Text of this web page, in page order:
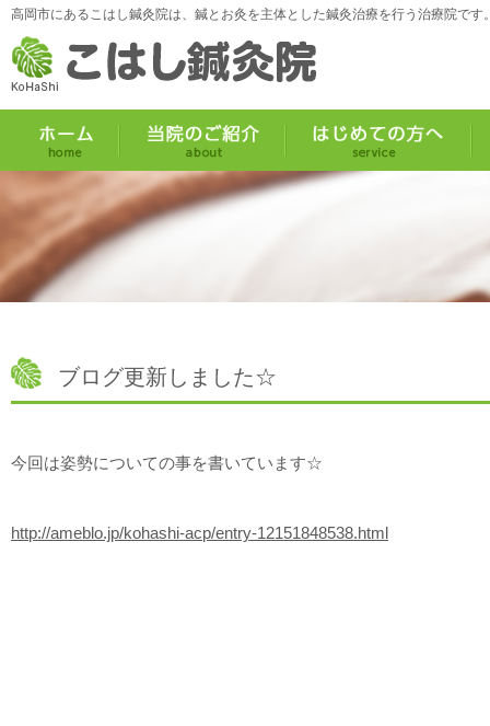
高岡市にあるこはし鍼灸院は、鍼とお灸を主体とした鍼灸治療を行う治療院です
ブログ更新しました☆
今回は姿勢についての事を書いています☆
http://ameblo.jp/kohashi-acp/entry-12151848538.html